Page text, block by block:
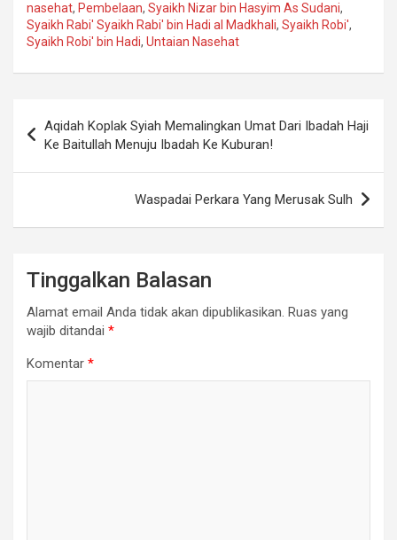
nasehat, Pembelaan, Syaikh Nizar bin Hasyim As Sudani,
Syaikh Rabi' Syaikh Rabi' bin Hadi al Madkhali, Syaikh Robi',
Syaikh Robi' bin Hadi, Untaian Nasehat
pos
Aqidah Koplak Syiah Memalingkan Umat Dari Ibadah Haji
Ke Baitullah Menuju Ibadah Ke Kuburan!
Waspadai Perkara Yang Merusak Sulh
Tinggalkan Balasan
Alamat email Anda tidak akan dipublikasikan. Ruas yang
wajib ditandai *
Komentar *